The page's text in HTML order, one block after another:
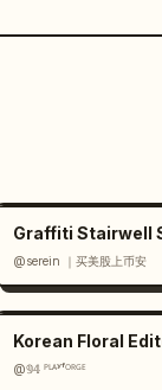
Graffiti Stairwell
@serein ｜买美股上币安
Korean Floral
@𝟡𝟜 ᴾᴸᴬʸᶠᴼᴿᴳᴱ